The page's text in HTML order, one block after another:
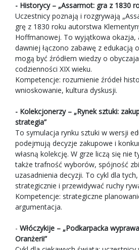
- Historycy – „Assarmot: gra z 1830
Uczestnicy poznają i rozgrywają
grę z 1830 roku autorstwa
Hoffmanowej. To wyjątkowa okazja,
dawniej łączono zabawę z edukacją
mogą być źródłem wiedzy o
codzienności XIX wieku.
Kompetencje: rozumienie źródeł
wnioskowanie, kultura dyskusji.
- Kolekcjonerzy – „Rynek sztuki:
strategia”
To symulacja rynku sztuki w wersji
podejmują decyzje zakupowe i
własną kolekcję. W grze liczą się nie
także trafność wyborów, spójność
uzasadnienia decyzji. To cykl dla
strategicznie i przewidywać ruchy
Kompetencje: strategiczne
argumentacja.
- Włóczykije – „Podkarpacka
Oranżerii”